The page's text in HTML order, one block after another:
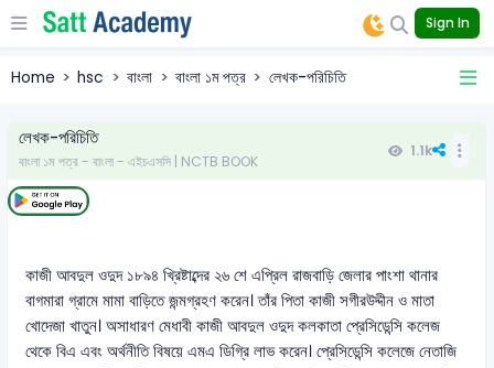
Sign In
Home hsc বাংলা বাংলা ১ম পত্র লেখক-পরিচিতি
লেখক-পরিচিতি
বাংলা ১ম পত্র - বাংলা - এইচএসসি | NCTB BOOK
1.1k
কাজী আবদুল ওদুদ ১৮৯৪ খ্রিষ্টাব্দের ২৬ শে এপ্রিল রাজবাড়ি জেলার পাংশা থানার
বাগমারা গ্রামে মামা বাড়িতে জন্মগ্রহণ করেন। তাঁর পিতা কাজী সগীরউদ্দীন ও মাতা
খোদেজা খাতুন। অসাধারণ মেধাবী কাজী আবদুল ওদুদ কলকাতা প্রেসিডেন্সি কলেজ
থেকে বিএ এবং অর্থনীতি বিষয়ে এমএ ডিগ্রি লাভ করেন। প্রেসিডেন্সি কলেজে নেতাজি